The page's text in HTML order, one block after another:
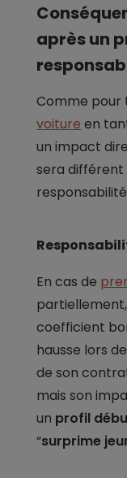
après un
Comme pour
voiture en
un impact
sera différent
En cas de
coefficient
hausse lors
de son
mais son
un profil
“surprime